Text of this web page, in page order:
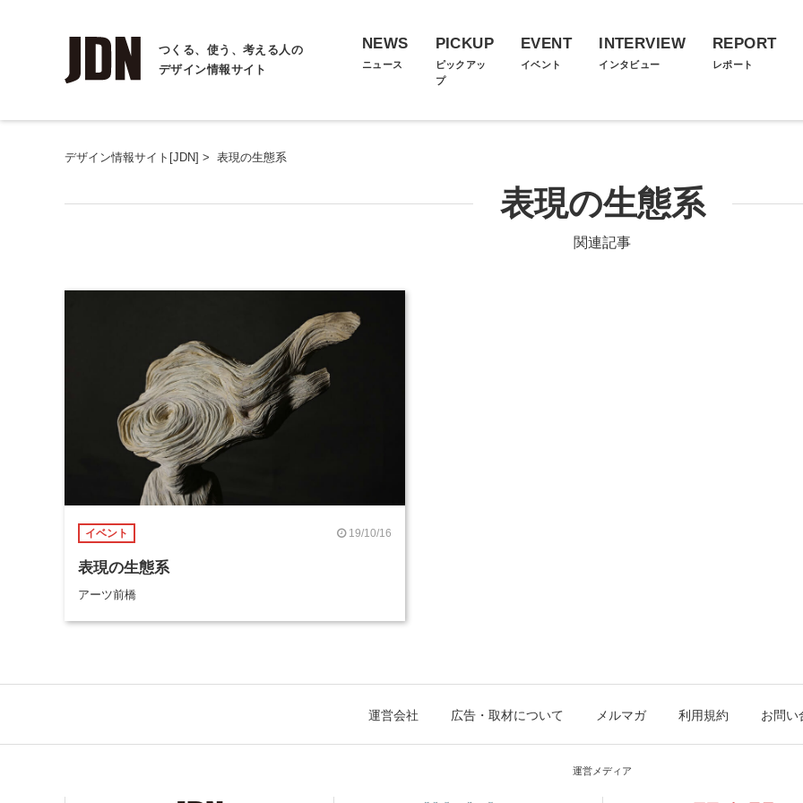
つくる、使う、考える人の
デザイン情報サイト
NEWS
ニュース
PICKUP
ピックアッ
プ
EVENT
イベント
INTERVIEW
インタビュー
REPORT
レポート
デザイン情報サイト[JDN] > 表現の生態系
表現の生態系
関連記事
イベント 19/10/16
表現の生態系
アーツ前橋
運営会社 広告・取材について メルマガ 利用規約 お問い
運営メディア